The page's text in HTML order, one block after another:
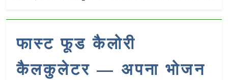
फास्ट फूड कैलोरी
कैलकुलेटर — अपना भोजन